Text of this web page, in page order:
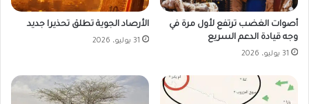
أصوات الغضب ترتفع لأول مرة في
وجه قيادة الدعم السريع
31 يوليو، 2026
الأرصاد الجوية تطلق تحذيرا جديد
31 يوليو، 2026